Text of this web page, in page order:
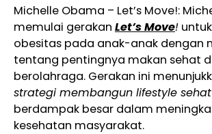
Michelle Obama – Let’s Move!:
memulai gerakan Let’s Move!
obesitas pada anak-anak dengan
tentang pentingnya makan sehat
berolahraga. Gerakan ini
strategi membangun lifestyle sehat
berdampak besar dalam
kesehatan masyarakat.